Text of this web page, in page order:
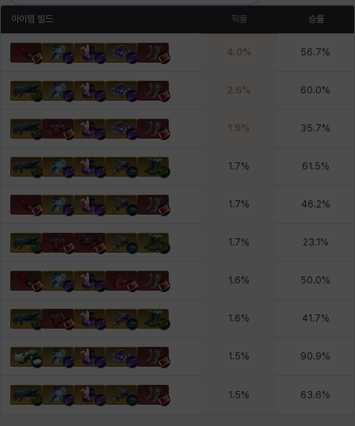
아이템 빌드 픽률 승률
4.0% 56.7%
2.6% 60.0%
1.9% 35.7%
1.7% 61.5%
1.7% 46.2%
1.7% 23.1 %
1.6% 50.0%
1.6% 41.7%
1.5% 90.9%
1.5% 63.6%